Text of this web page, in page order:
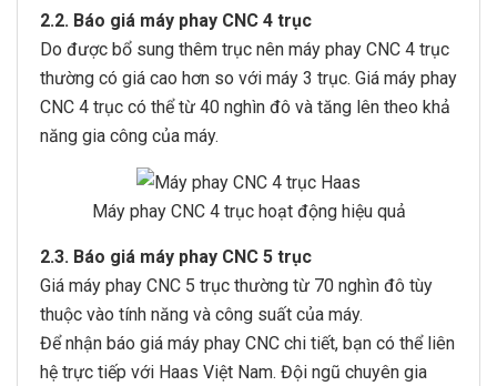
2.2. Báo giá máy phay CNC 4 trục
Do được bổ sung thêm trục nên máy phay CNC 4 trục
thường có giá cao hơn so với máy 3 trục. Giá máy phay
CNC 4 trục có thể từ 40 nghìn đô và tăng lên theo khả
năng gia công của máy.
Máy phay CNC 4 trục hoạt động hiệu quả
2.3. Báo giá máy phay CNC 5 trục
Giá máy phay CNC 5 trục thường từ 70 nghìn đô tùy
thuộc vào tính năng và công suất của máy.
Để nhận báo giá máy phay CNC chi tiết, bạn có thể liên
hệ trực tiếp với Haas Việt Nam. Đội ngũ chuyên gia